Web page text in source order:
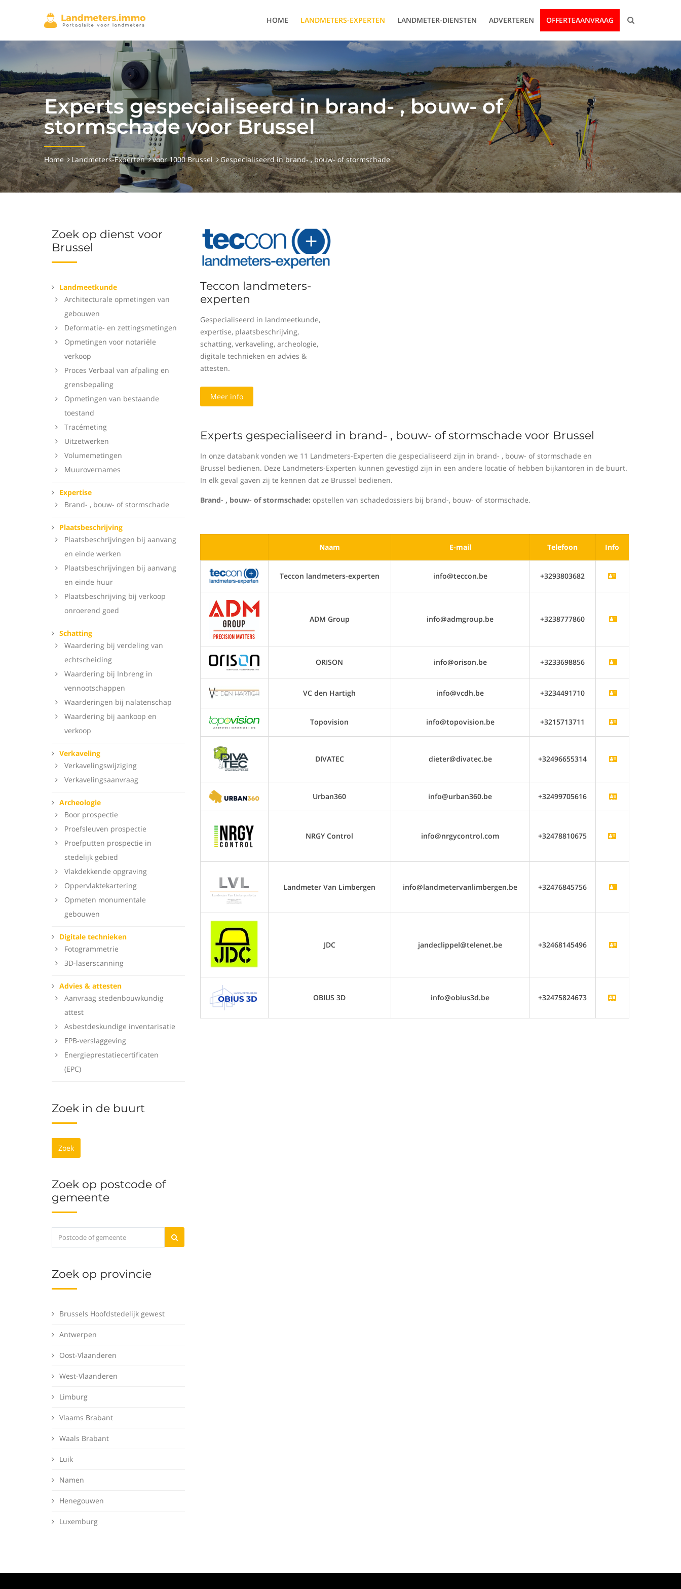
HOME LANDMETERS-EXPERTEN LANDMETER-DIENSTEN ADVERTEREN OFFERTEAANVRAAG
Experts gespecialiseerd in brand- , bouw- of
stormschade voor Brussel
Home Landmeters-Experten voor 1000 Brussel Gespecialiseerd in brand- , bouw- of stormschade
Zoek op dienst voor
Brussel
Landmeetkunde
Architecturale opmetingen van
gebouwen
Deformatie- en zettingsmetingen
Opmetingen voor notariële
verkoop
Proces Verbaal van afpaling en
grensbepaling
Opmetingen van bestaande
toestand
Tracémeting
Uitzetwerken
Volumemetingen
Muurovernames
Expertise
Brand- , bouw- of stormschade
Plaatsbeschrijving
Plaatsbeschrijvingen bij aanvang
en einde werken
Plaatsbeschrijvingen bij aanvang
en einde huur
Plaatsbeschrijving bij verkoop
onroerend goed
Schatting
Waardering bij verdeling van
echtscheiding
Waardering bij Inbreng in
vennootschappen
Waarderingen bij nalatenschap
Waardering bij aankoop en
verkoop
Verkaveling
Verkavelingswijziging
Verkavelingsaanvraag
Archeologie
Boor prospectie
Proefsleuven prospectie
Proefputten prospectie in
stedelijk gebied
Vlakdekkende opgraving
Oppervlaktekartering
Opmeten monumentale
gebouwen
Digitale technieken
Fotogrammetrie
3D-laserscanning
Advies & attesten
Aanvraag stedenbouwkundig
attest
Asbestdeskundige inventarisatie
EPB-verslaggeving
Energieprestatiecertificaten
(EPC)
Zoek in de buurt
Zoek
Zoek op postcode of
gemeente
Zoek op provincie
Brussels Hoofdstedelijk gewest
Antwerpen
Oost-Vlaanderen
West-Vlaanderen
Limburg
Vlaams Brabant
Waals Brabant
Luik
Namen
Henegouwen
Luxemburg
Teccon landmeters-
experten
Gespecialiseerd in landmeetkunde,
expertise, plaatsbeschrijving,
schatting, verkaveling, archeologie,
digitale technieken en advies &
attesten.
Meer info
Experts gespecialiseerd in brand- , bouw- of stormschade voor Brussel
In onze databank vonden we 11 Landmeters-Experten die gespecialiseerd zijn in brand- , bouw- of stormschade en
Brussel bedienen. Deze Landmeters-Experten kunnen gevestigd zijn in een andere locatie of hebben bijkantoren in de buurt.
In elk geval gaven zij te kennen dat ze Brussel bedienen.
Brand- , bouw- of stormschade: opstellen van schadedossiers bij brand-, bouw- of stormschade.
Naam E-mail Telefoon Info
Teccon landmeters-experten info@teccon.be +3293803682
ADM Group info@admgroup.be +3238777860
ORISON info@orison.be +3233698856
VC den Hartigh info@vcdh.be +3234491710
Topovision info@topovision.be +3215713711
DIVATEC dieter@divatec.be +32496655314
Urban360 info@urban360.be +32499705616
NRGY Control info@nrgycontrol.com +32478810675
Landmeter Van Limbergen info@landmetervanlimbergen.be +32476845756
JDC jandeclippel@telenet.be +32468145496
OBIUS 3D info@obius3d.be +32475824673